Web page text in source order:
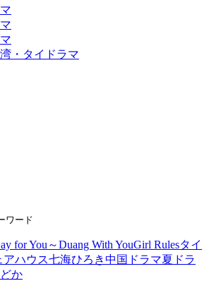
・タイドラマ
ワード
for You～Duang With YouGirl Rulesタイ
アハウス七海ひろき中国ドラマ夏ドラ
か